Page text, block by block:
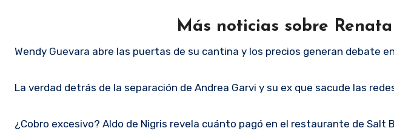
Más noticias sobre
Wendy Guevara abre las puertas de su cantina y los precios generan debate
La verdad detrás de la separación de Andrea Garvi y su ex que sacude las
¿Cobro excesivo? Aldo de Nigris revela cuánto pagó en el restaurante de Salt